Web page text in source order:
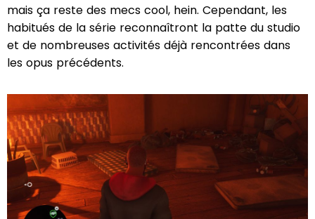
mais ça reste des mecs cool, hein. Cependant, les
habitués de la série reconnaîtront la patte du studio
et de nombreuses activités déjà rencontrées dans
les opus précédents.